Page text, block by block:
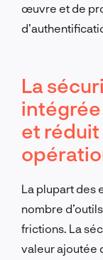
œuvre et de
La
et
La plupart des
nombre
frictions. La
valeur ajoutée